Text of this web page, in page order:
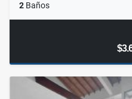
2 Baños